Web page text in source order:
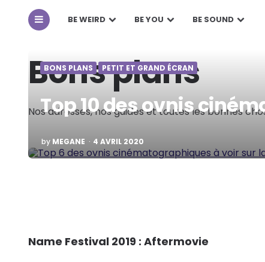
BE WEIRD BE YOU BE SOUND
Bons plans
Nos adresses, nos guides et toutes les bonnes
BONS PLANS PETIT ET GRAND ÉCRAN
Top 10 des ovnis
POSTED
BY
by MEGANE 4 AVRIL 2020
Name Festival 2019 : Aftermovie